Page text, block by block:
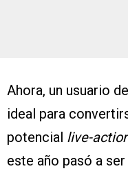
Ahora, un usuario de
ideal para
potencial live-
este año pasó a